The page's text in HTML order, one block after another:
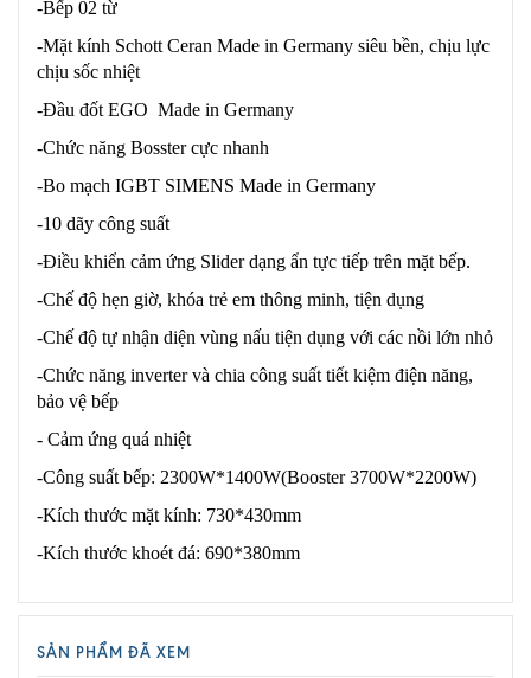
-Bếp 02 từ
-Mặt kính Schott Ceran Made in Germany siêu bền, chịu lực
chịu sốc nhiệt
-Đầu đốt EGO Made in Germany
-Chức năng Bosster cực nhanh
-Bo mạch IGBT SIMENS Made in Germany
-10 dãy công suất
-Điều khiển cảm ứng Slider dạng ẩn tực tiếp trên mặt bếp.
-Chế độ hẹn giờ, khóa trẻ em thông minh, tiện dụng
-Chế độ tự nhận diện vùng nấu tiện dụng với các nồi lớn nhỏ
-Chức năng inverter và chia công suất tiết kiệm điện năng,
bảo vệ bếp
- Cảm ứng quá nhiệt
-Công suất bếp: 2300W*1400W(Booster 3700W*2200W)
-Kích thước mặt kính: 730*430mm
-Kích thước khoét đá: 690*380mm
SẢN PHẨM ĐÃ XEM